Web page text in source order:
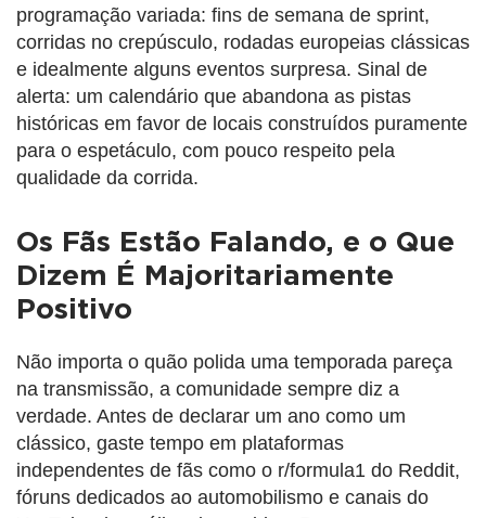
programação variada: fins de semana de sprint,
corridas no crepúsculo, rodadas europeias clássicas
e idealmente alguns eventos surpresa. Sinal de
alerta: um calendário que abandona as pistas
históricas em favor de locais construídos puramente
para o espetáculo, com pouco respeito pela
qualidade da corrida.
Os Fãs Estão Falando, e o Que
Dizem É Majoritariamente
Positivo
Não importa o quão polida uma temporada pareça
na transmissão, a comunidade sempre diz a
verdade. Antes de declarar um ano como um
clássico, gaste tempo em plataformas
independentes de fãs como o r/formula1 do Reddit,
fóruns dedicados ao automobilismo e canais do